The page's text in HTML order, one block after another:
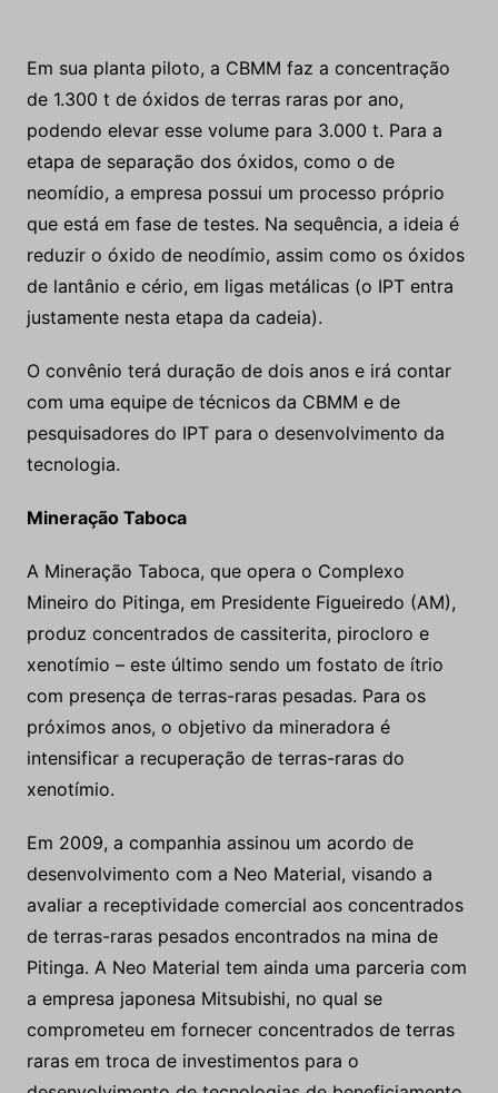
Em sua planta piloto, a CBMM faz a concentração
de 1.300 t de óxidos de terras raras por ano,
podendo elevar esse volume para 3.000 t. Para a
etapa de separação dos óxidos, como o de
neomídio, a empresa possui um processo próprio
que está em fase de testes. Na sequência, a ideia é
reduzir o óxido de neodímio, assim como os óxidos
de lantânio e cério, em ligas metálicas (o IPT entra
justamente nesta etapa da cadeia).
O convênio terá duração de dois anos e irá contar
com uma equipe de técnicos da CBMM e de
pesquisadores do IPT para o desenvolvimento da
tecnologia.
Mineração Taboca
A Mineração Taboca, que opera o Complexo
Mineiro do Pitinga, em Presidente Figueiredo (AM),
produz concentrados de cassiterita, pirocloro e
xenotímio – este último sendo um fostato de ítrio
com presença de terras-raras pesadas. Para os
próximos anos, o objetivo da mineradora é
intensificar a recuperação de terras-raras do
xenotímio.
Em 2009, a companhia assinou um acordo de
desenvolvimento com a Neo Material, visando a
avaliar a receptividade comercial aos concentrados
de terras-raras pesados encontrados na mina de
Pitinga. A Neo Material tem ainda uma parceria com
a empresa japonesa Mitsubishi, no qual se
comprometeu em fornecer concentrados de terras
raras em troca de investimentos para o